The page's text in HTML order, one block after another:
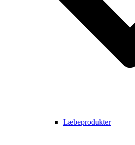
Læbeprodukter